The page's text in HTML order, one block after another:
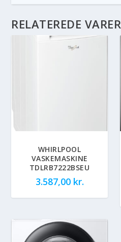
RELATEREDE VARER
WHIRLPOOL
VASKEMASKINE
TDLRB7222BSEU
3.587,00 kr.